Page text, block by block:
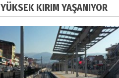
YÜKSEK KIRIM YAŞANIYOR